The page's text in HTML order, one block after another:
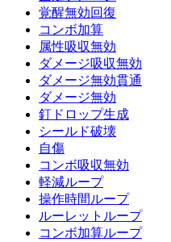
覚醒無効回復
コンボ加算
属性吸収無効
ダメージ吸収無効
ダメージ無効貫通
ダメージ無効
釘ドロップ生成
シールド破壊
自傷
コンボ吸収無効
軽減ループ
操作時間ループ
ルーレットループ
コンボ加算ループ